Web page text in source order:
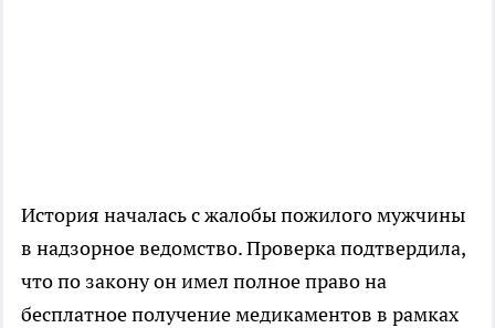
История началась с жалобы пожилого мужчины
в надзорное ведомство. Проверка подтвердила,
что по закону он имел полное право на
бесплатное получение медикаментов в рамках